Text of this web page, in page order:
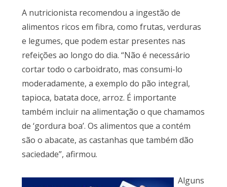
A nutricionista recomendou a ingestão de
alimentos ricos em fibra, como frutas, verduras
e legumes, que podem estar presentes nas
refeições ao longo do dia. “Não é necessário
cortar todo o carboidrato, mas consumi-lo
moderadamente, a exemplo do pão integral,
tapioca, batata doce, arroz. É importante
também incluir na alimentação o que chamamos
de ‘gordura boa’. Os alimentos que a contém
são o abacate, as castanhas que também dão
saciedade”, afirmou.
Alguns